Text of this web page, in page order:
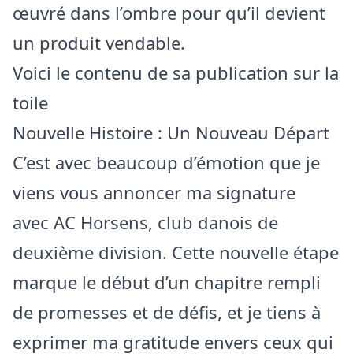
œuvré dans l’ombre pour qu’il devient
un produit vendable.
Voici le contenu de sa publication sur la
toile
Nouvelle Histoire : Un Nouveau Départ
C’est avec beaucoup d’émotion que je
viens vous annoncer ma signature
avec AC Horsens, club danois de
deuxième division. Cette nouvelle étape
marque le début d’un chapitre rempli
de promesses et de défis, et je tiens à
exprimer ma gratitude envers ceux qui